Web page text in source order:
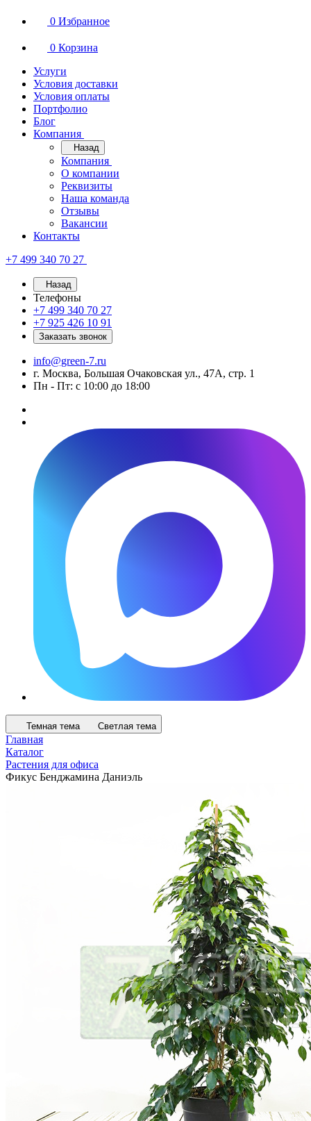
0 Избранное
0 Корзина
Услуги
Условия доставки
Условия оплаты
Портфолио
Блог
Компания
Назад
Компания
О компании
Реквизиты
Наша команда
Отзывы
Вакансии
Контакты
+7 499 340 70 27
Назад
Телефоны
+7 499 340 70 27
+7 925 426 10 91
Заказать звонок
info@green-7.ru
г. Москва, Большая Очаковская ул., 47А, стр. 1
Пн - Пт: с 10:00 до 18:00
Темная тема Светлая тема
Главная
Каталог
Растения для офиса
Фикус Бенджамина Даниэль